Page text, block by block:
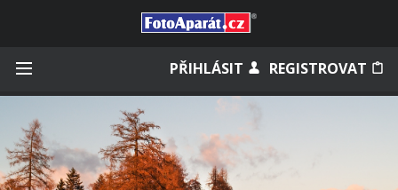
PŘIHLÁSIT REGISTROVAT
Zapamatovat